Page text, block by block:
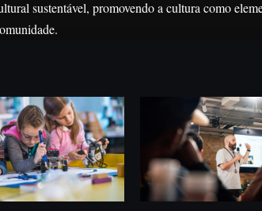
sustentável, promovendo a cultura como